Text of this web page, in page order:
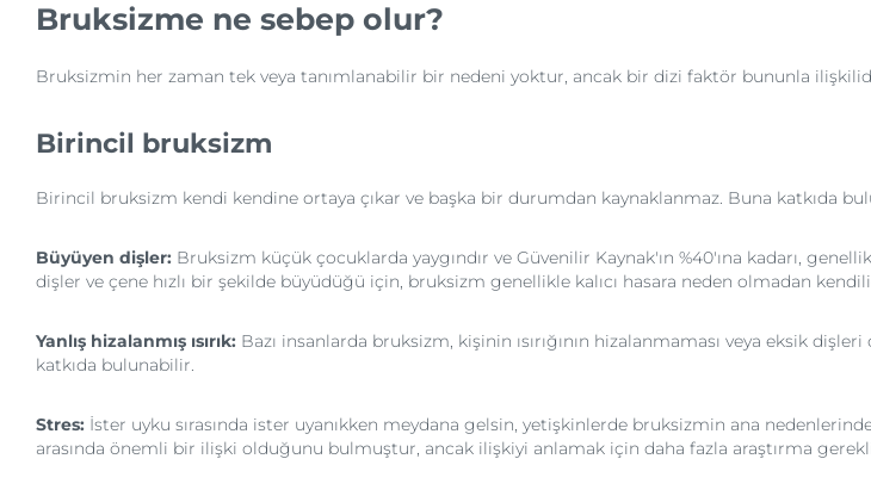
Bruksizme ne sebep olur?
Bruksizmin her zaman tek veya tanımlanabilir bir nedeni yoktur, ancak bir dizi faktör bununla
Birincil bruksizm
Birincil bruksizm kendi kendine ortaya çıkar ve başka bir durumdan kaynaklanmaz. Buna katkıda
Büyüyen dişler: Bruksizm küçük çocuklarda yaygındır ve Güvenilir Kaynak'ın %40'ına kadarı,
dişler ve çene hızlı bir şekilde büyüdüğü için, bruksizm genellikle kalıcı hasara neden olmadan
Yanlış hizalanmış ısırık: Bazı insanlarda bruksizm, kişinin ısırığının hizalanmaması veya eksik
katkıda bulunabilir.
Stres: İster uyku sırasında ister uyanıkken meydana gelsin, yetişkinlerde bruksizmin ana
arasında önemli bir ilişki olduğunu bulmuştur, ancak ilişkiyi anlamak için daha fazla araştırma